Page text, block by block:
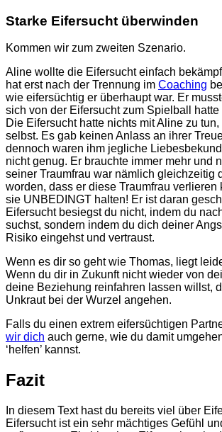
Starke Eifersucht überwinden
Kommen wir zum zweiten Szenario.
Aline wollte die Eifersucht einfach
hat erst nach der Trennung im Coaching
wie eifersüchtig er überhaupt war. Er
sich von der Eifersucht zum Spielball
Die Eifersucht hatte nichts mit Aline zu
selbst. Es gab keinen Anlass an ihrer
dennoch waren ihm jegliche
nicht genug. Er brauchte immer mehr und
seiner Traumfrau war nämlich gleichzeitig
worden, dass er diese Traumfrau verlieren
sie UNBEDINGT halten! Er ist daran
Eifersucht besiegst du nicht, indem du
suchst, sondern indem du dich deiner
Risiko eingehst und vertraust.
Wenn es dir so geht wie Thomas, liegt
Wenn du dir in Zukunft nicht wieder von
deine Beziehung reinfahren lassen willst,
Unkraut bei der Wurzel angehen.
Falls du einen extrem eifersüchtigen
wir dich auch gerne, wie du damit
‘helfen’ kannst.
Fazit
In diesem Text hast du bereits viel über
Eifersucht ist ein sehr mächtiges Gefühl